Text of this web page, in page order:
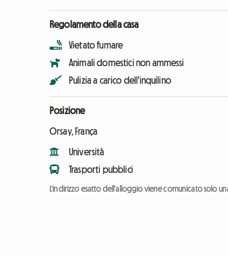
Regolamento della casa
Vietato fumare
Animali domestici non ammessi
Pulizia a carico dell'inquilino
Posizione
Orsay, França
Università
Trasporti pubblici
L'indirizzo esatto dell'alloggio viene comunicato solo